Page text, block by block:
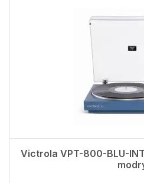
Victrola VPT-800-BLU-